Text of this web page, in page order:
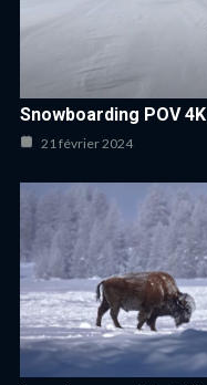
Snowboarding POV
21 février 2024